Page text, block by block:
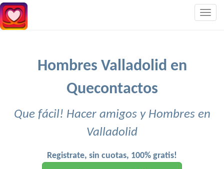
Hombres Valladolid en
Quecontactos
Que fácil! Hacer amigos y Hombres en
Valladolid
Registrate, sin cuotas, 100% gratis!